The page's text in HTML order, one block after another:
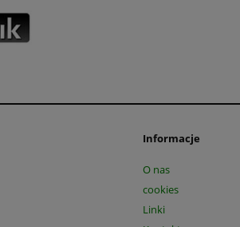
Informacje
O nas
cookies
Linki